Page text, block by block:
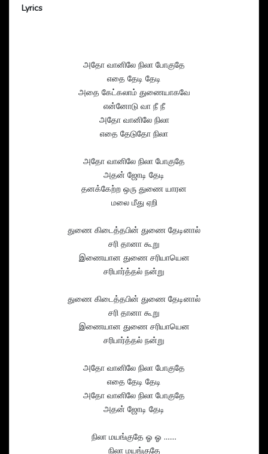
Lyrics
அதோ வானிலே நிலா போகுதே
எதை தேடி தேடி
அதை கேட்கலாம் துணையாகவே
என்னோடு வா நீ நீ
அதோ வானிலே நிலா
எதை தேடுதோ நிலா
அதோ வானிலே நிலா போகுதே
அதன் ஜோடி தேடி
தனக்கேற்ற ஒரு துணை யாரன
மலை மீது ஏறி
துணை கிடைத்தபின் துணை தேடினால்
சரி தானா கூறு
இணையான துணை சரியாயென
சரிபார்த்தல் நன்று
துணை கிடைத்தபின் துணை தேடினால்
சரி தானா கூறு
இணையான துணை சரியாயென
சரிபார்த்தல் நன்று
அதோ வானிலே நிலா போகுதே
எதை தேடி தேடி
அதோ வானிலே நிலா போகுதே
அதன் ஜோடி தேடி
நிலா மயங்குதே ஓ ஓ .......
நிலா மயங்குதே